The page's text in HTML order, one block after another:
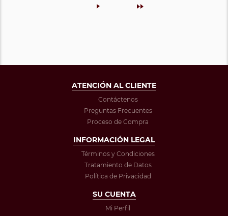
Siguiente
Final
ATENCIÓN AL CLIENTE
Contáctenos
Preguntas Frecuentes
Proceso de Compra
INFORMACIÓN LEGAL
Términos y Condiciones
Tratamiento de Datos
Política de Privacidad
SU CUENTA
Mi Perfil